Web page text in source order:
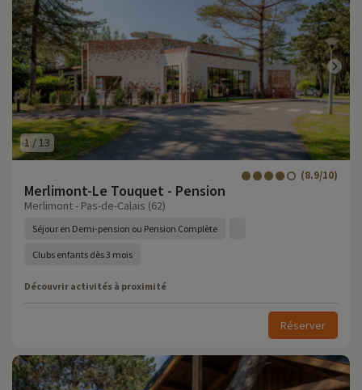
1 / 13
Merlimont-Le Touquet - Pension
(8.9/10)
Merlimont - Pas-de-Calais (62)
Séjour en Demi-pension ou Pension Complète
Clubs enfants dès 3 mois
Découvrir activités à proximité
Réserver